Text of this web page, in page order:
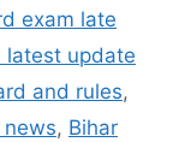
exam late
latest update
and rules,
, Bihar